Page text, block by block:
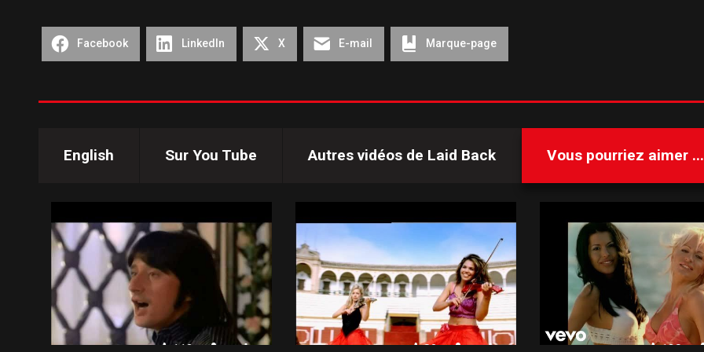
Facebook LinkedIn X E-mail Marque-page
English Sur You Tube Autres vidéos de Laid Back Vous pourriez aimer ...